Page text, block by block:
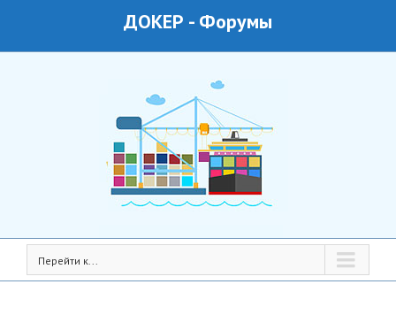
ДОКЕР - Форумы
Перейти к...